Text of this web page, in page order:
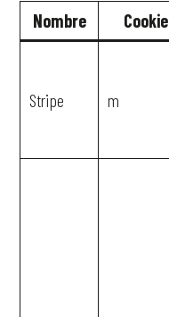
Nombre Cookie
Stripe m